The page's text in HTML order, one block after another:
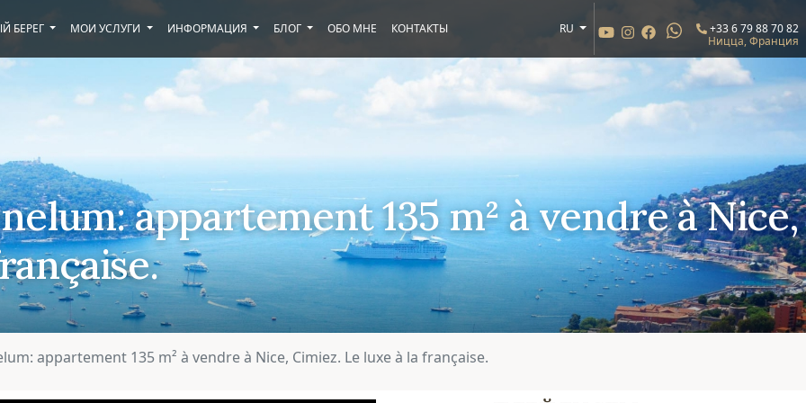
БЕРЕГ МОИ УСЛУГИ ИНФОРМАЦИЯ БЛОГ ОБО МНЕ КОНТАКТЫ RU
+33 6 79 88 70 82
Ницца, Франция
appartement 135 m² à vendre à Nice,
appartement 135 m² à vendre à Nice, Cimiez. Le luxe à la française.